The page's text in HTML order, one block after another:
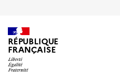
RÉPUBLIQUE
FRANÇAISE